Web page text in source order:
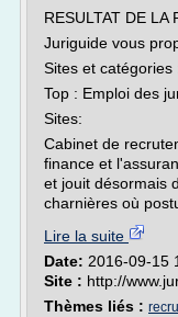
RESULTAT DE LA
Juriguide vous
Sites et catégories
Top : Emploi des
Sites:
Cabinet de
finance et
et jouit désormais
charnières où
Lire la suite
Date: 2016-09-15
Site : http://
Thèmes liés :